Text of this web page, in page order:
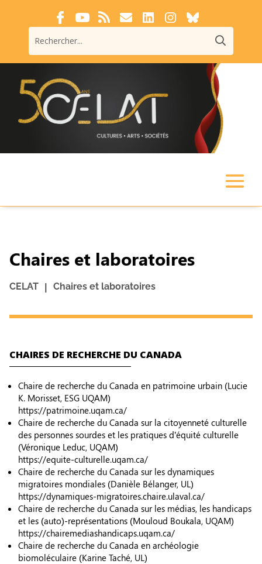
Chaires et laboratoires
CELAT | Chaires et laboratoires
CHAIRES DE RECHERCHE DU CANADA
Chaire de recherche du Canada en patrimoine urbain (Lucie
K. Morisset, ESG UQAM)
https://patrimoine.uqam.ca/
Chaire de recherche du Canada sur la citoyenneté culturelle
des personnes sourdes et les pratiques d’équité culturelle
(Véronique Leduc, UQAM)
https://equite-culturelle.uqam.ca/
Chaire de recherche du Canada sur les dynamiques
migratoires mondiales (Danièle Bélanger, UL)
https://dynamiques-migratoires.chaire.ulaval.ca/
Chaire de recherche du Canada sur les médias, les handicaps
et les (auto)-représentations (Mouloud Boukala, UQAM)
https://chairemediashandicaps.uqam.ca/
Chaire de recherche du Canada en archéologie
biomoléculaire (Karine Taché, UL)